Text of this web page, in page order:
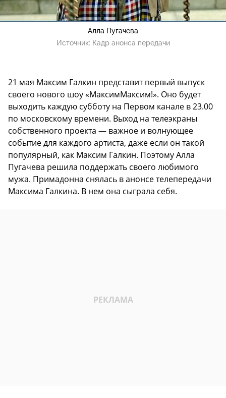
Алла Пугачева
Источник: Кадр анонса передачи
21 мая Максим Галкин представит первый выпуск
своего нового шоу «МаксимМаксим!». Оно будет
выходить каждую субботу на Первом канале в 23.00
по московскому времени. Выход на телеэкраны
собственного проекта — важное и волнующее
событие для каждого артиста, даже если он такой
популярный, как Максим Галкин. Поэтому Алла
Пугачева решила поддержать своего любимого
мужа. Примадонна снялась в анонсе телепередачи
Максима Галкина. В нем она сыграла себя.